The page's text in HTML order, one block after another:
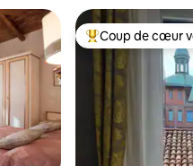
appréciés Coups de cœur
Coup de cœur